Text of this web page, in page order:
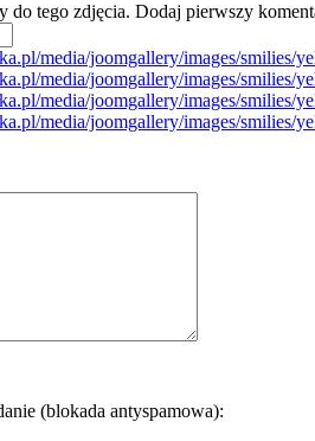
do tego zdjęcia. Dodaj pierwszy
(blokada antyspamowa):